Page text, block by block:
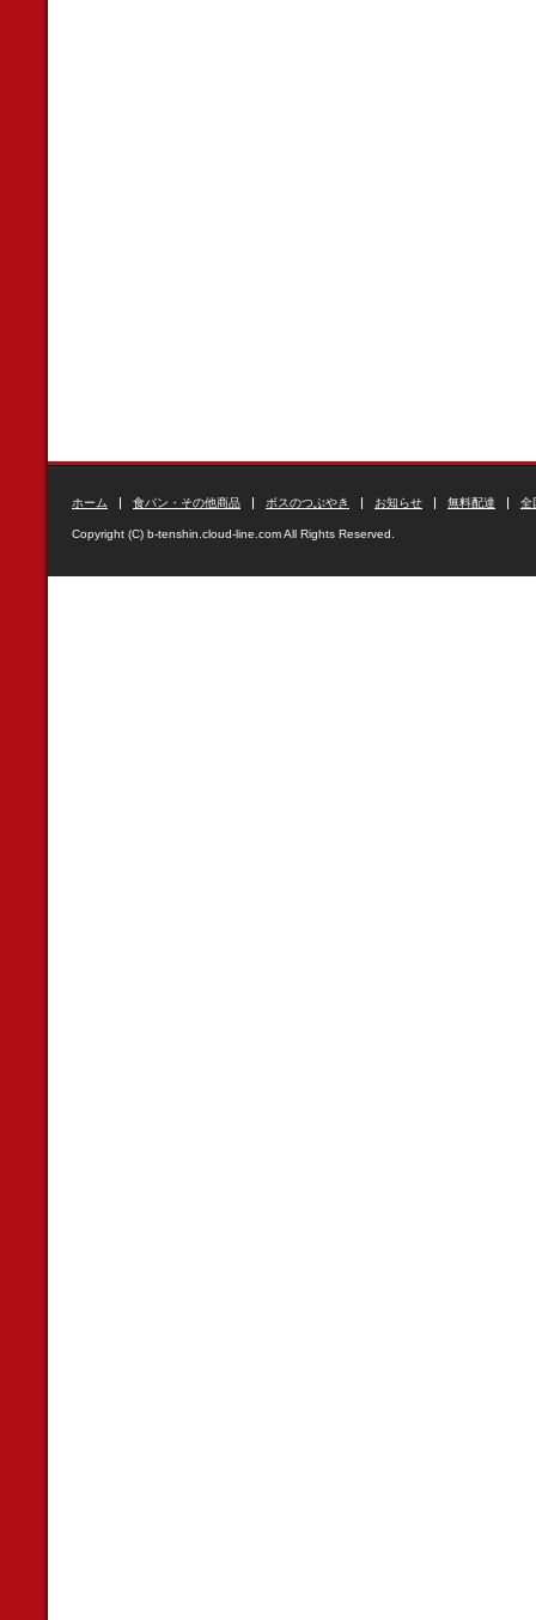
ホーム 食パン・その他商品 ボスのつぶやき お知らせ 無料配達 全
Copyright (C) b-tenshin.cloud-line.com All Rights Reserved.